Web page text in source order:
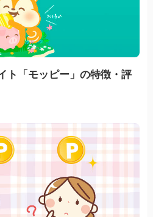
ト「モッピー」の特徴・評